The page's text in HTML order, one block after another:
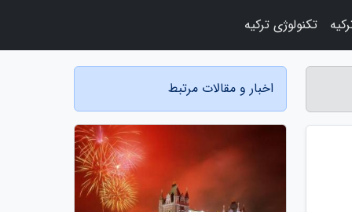
اخبار و مقالات مرتبط
تکنولوژی ترکیه